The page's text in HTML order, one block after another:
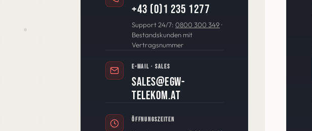
+43 (0)1 235 1277
Support 24/7:0800 300 349 ·
Bestandskunden mit
Vertragsnummer
E-MAIL · SALES
sales@egw-
telekom.at
ÖFFNUNGSZEITEN